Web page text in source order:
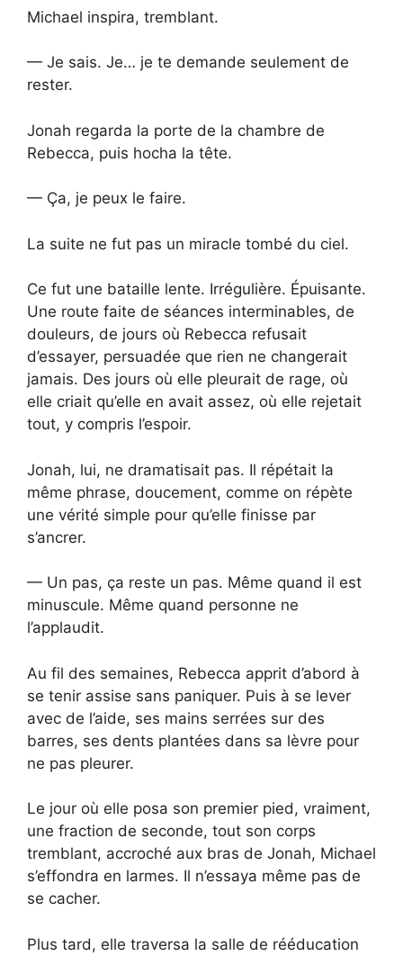
Michael inspira, tremblant.
— Je sais. Je… je te demande seulement de
rester.
Jonah regarda la porte de la chambre de
Rebecca, puis hocha la tête.
— Ça, je peux le faire.
La suite ne fut pas un miracle tombé du ciel.
Ce fut une bataille lente. Irrégulière. Épuisante.
Une route faite de séances interminables, de
douleurs, de jours où Rebecca refusait
d’essayer, persuadée que rien ne changerait
jamais. Des jours où elle pleurait de rage, où
elle criait qu’elle en avait assez, où elle rejetait
tout, y compris l’espoir.
Jonah, lui, ne dramatisait pas. Il répétait la
même phrase, doucement, comme on répète
une vérité simple pour qu’elle finisse par
s’ancrer.
— Un pas, ça reste un pas. Même quand il est
minuscule. Même quand personne ne
l’applaudit.
Au fil des semaines, Rebecca apprit d’abord à
se tenir assise sans paniquer. Puis à se lever
avec de l’aide, ses mains serrées sur des
barres, ses dents plantées dans sa lèvre pour
ne pas pleurer.
Le jour où elle posa son premier pied, vraiment,
une fraction de seconde, tout son corps
tremblant, accroché aux bras de Jonah, Michael
s’effondra en larmes. Il n’essaya même pas de
se cacher.
Plus tard, elle traversa la salle de rééducation